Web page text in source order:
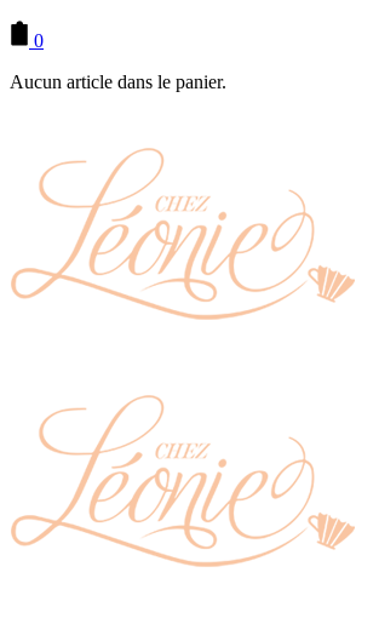
0
Aucun article dans le panier.